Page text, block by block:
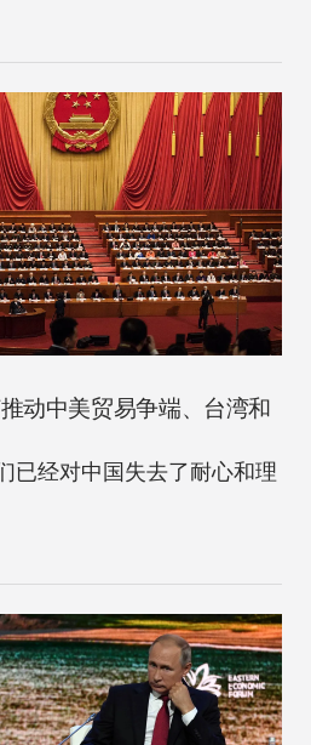
动中美贸易争端、台湾和
已经对中国失去了耐心和理